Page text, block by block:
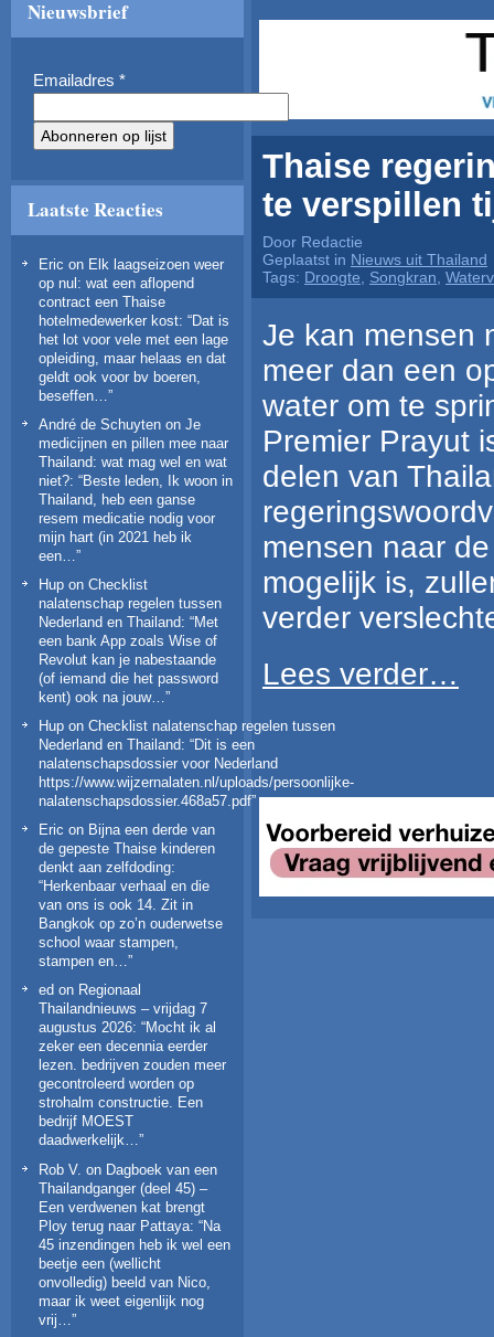
Nieuwsbrief
Emailadres *
Laatste Reacties
Eric on Elk laagseizoen weer
op nul: wat een aflopend
contract een Thaise
hotelmedewerker kost: “Dat is
het lot voor vele met een lage
opleiding, maar helaas en dat
geldt ook voor bv boeren,
beseffen…”
André de Schuyten on Je
medicijnen en pillen mee naar
Thailand: wat mag wel en wat
niet?: “Beste leden, Ik woon in
Thailand, heb een ganse
resem medicatie nodig voor
mijn hart (in 2021 heb ik
een…”
Hup on Checklist
nalatenschap regelen tussen
Nederland en Thailand: “Met
een bank App zoals Wise of
Revolut kan je nabestaande
(of iemand die het password
kent) ook na jouw…”
Hup on Checklist nalatenschap regelen tussen
Nederland en Thailand: “Dit is een
nalatenschapsdossier voor Nederland
https://www.wijzernalaten.nl/uploads/persoonlijke-
nalatenschapsdossier.468a57.pdf”
Eric on Bijna een derde van
de gepeste Thaise kinderen
denkt aan zelfdoding:
“Herkenbaar verhaal en die
van ons is ook 14. Zit in
Bangkok op zo’n ouderwetse
school waar stampen,
stampen en…”
ed on Regionaal
Thailandnieuws – vrijdag 7
augustus 2026: “Mocht ik al
zeker een decennia eerder
lezen. bedrijven zouden meer
gecontroleerd worden op
strohalm constructie. Een
bedrijf MOEST
daadwerkelijk…”
Rob V. on Dagboek van een
Thailandganger (deel 45) –
Een verdwenen kat brengt
Ploy terug naar Pattaya: “Na
45 inzendingen heb ik wel een
beetje een (wellicht
onvolledig) beeld van Nico,
maar ik weet eigenlijk nog
vrij… ”
Thaise
te verspillen
Door Redactie
Geplaatst in Nieuws uit Thailand
Tags: Droogte Songkran
Je kan mensen
meer dan een
water om te
Premier Prayut
delen van
mensen naar
mogelijk is,
verder
Lees verder…